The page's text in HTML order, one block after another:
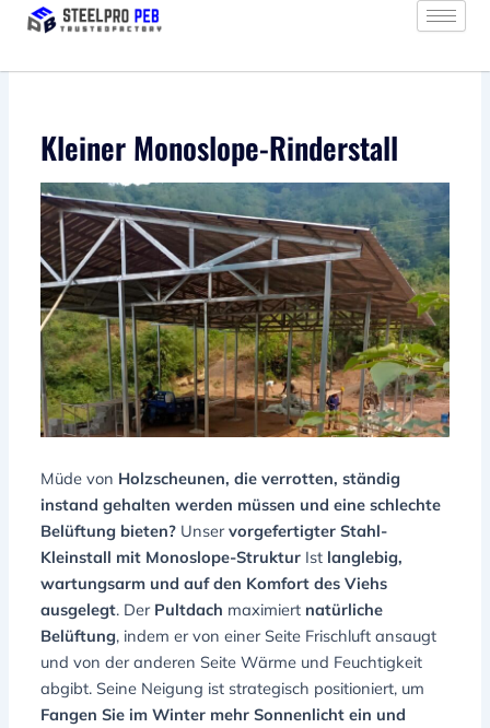
Zum
Inhalt
Kleiner Monoslope-Rinderstall
Müde von Holzscheunen, die verrotten, ständig
instand gehalten werden müssen und eine schlechte
Belüftung bieten? Unservorgefertigter Stahl-
Kleinstall mit Monoslope-Struktur Ist langlebig,
wartungsarm und auf den Komfort des Viehs
ausgelegt. Der Pultdach maximiert natürliche
Belüftung, indem er von einer Seite Frischluft ansaugt
und von der anderen Seite Wärme und Feuchtigkeit
abgibt. Seine Neigung ist strategisch positioniert, um
Fangen Sie im Winter mehr Sonnenlicht ein und